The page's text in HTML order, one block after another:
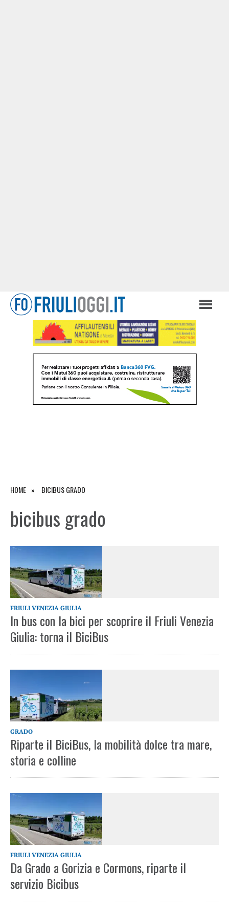
HOME BICIBUS GRADO
bicibus grado
FRIULI VENEZIA GIULIA
In bus con la bici per scoprire il Friuli Venezia
Giulia: torna il BiciBus
GRADO
Riparte il BiciBus, la mobilità dolce tra mare,
storia e colline
FRIULI VENEZIA GIULIA
Da Grado a Gorizia e Cormons, riparte il
servizio Bicibus